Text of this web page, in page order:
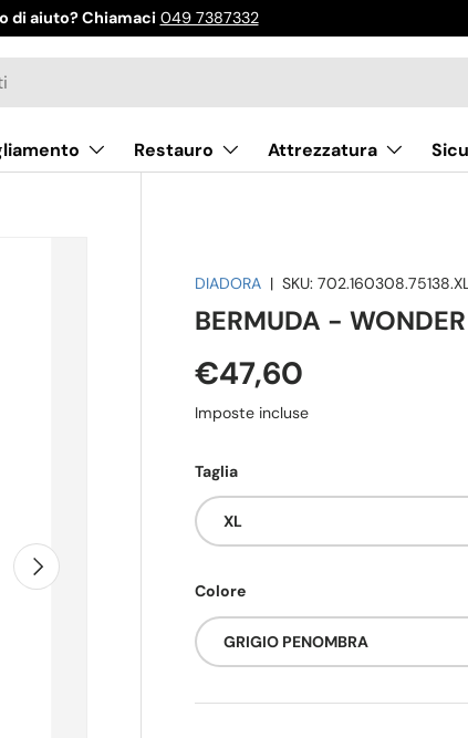
di aiuto? Chiamaci 049 7387332
Restauro Attrezzatura
Avanti
DIADORA |SKU:
BERMUDA - WONDER
€47,60
Imposte incluse
Taglia
XL
Colore
GRIGIO PENOMBRA